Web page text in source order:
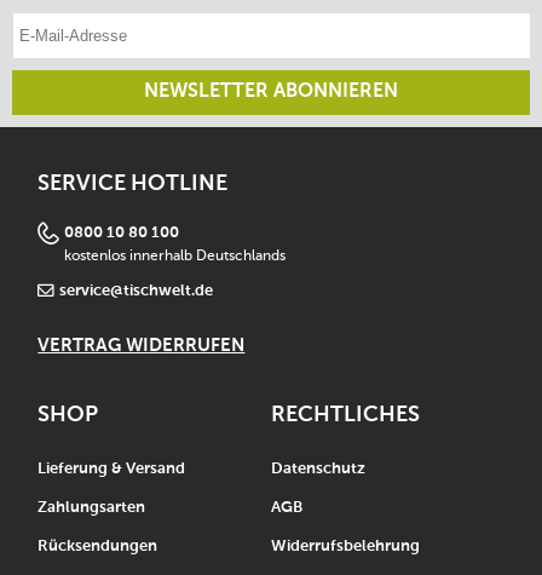
NEWSLETTER ABONNIEREN
SERVICE HOTLINE
0800 10 80 100
kostenlos innerhalb Deutschlands
service@tischwelt.de
VERTRAG WIDERRUFEN
SHOP
Lieferung & Versand
Zahlungsarten
Rücksendungen
RECHTLICHES
Datenschutz
AGB
Widerrufsbelehrung